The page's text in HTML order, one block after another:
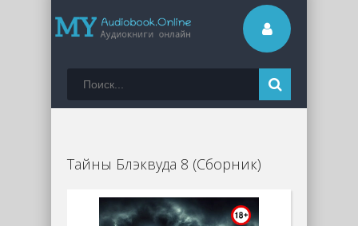
Тайны Блэквуда 8 (Сборник)